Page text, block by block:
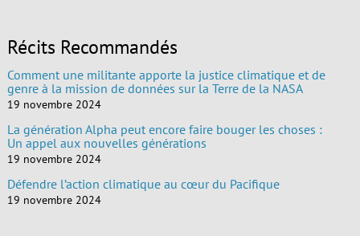
Récits Recommandés
Comment une militante apporte la justice climatique et de
genre à la mission de données sur la Terre de la NASA
19 novembre 2024
La génération Alpha peut encore faire bouger les choses :
Un appel aux nouvelles générations
19 novembre 2024
Défendre l’action climatique au cœur du Pacifique
19 novembre 2024